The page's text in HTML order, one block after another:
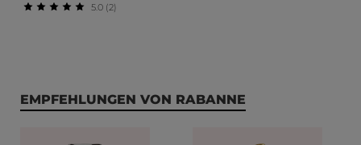
5.0 (2)
Produktgalerie überspringen
EMPFEHLUNGEN VON RABANNE